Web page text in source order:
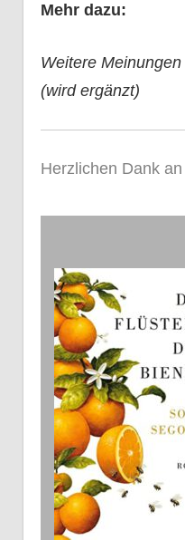
Mehr dazu:
Weitere
(wird ergänzt)
Herzlichen Dank